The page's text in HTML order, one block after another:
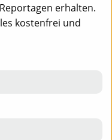
erhalten.
kostenfrei und